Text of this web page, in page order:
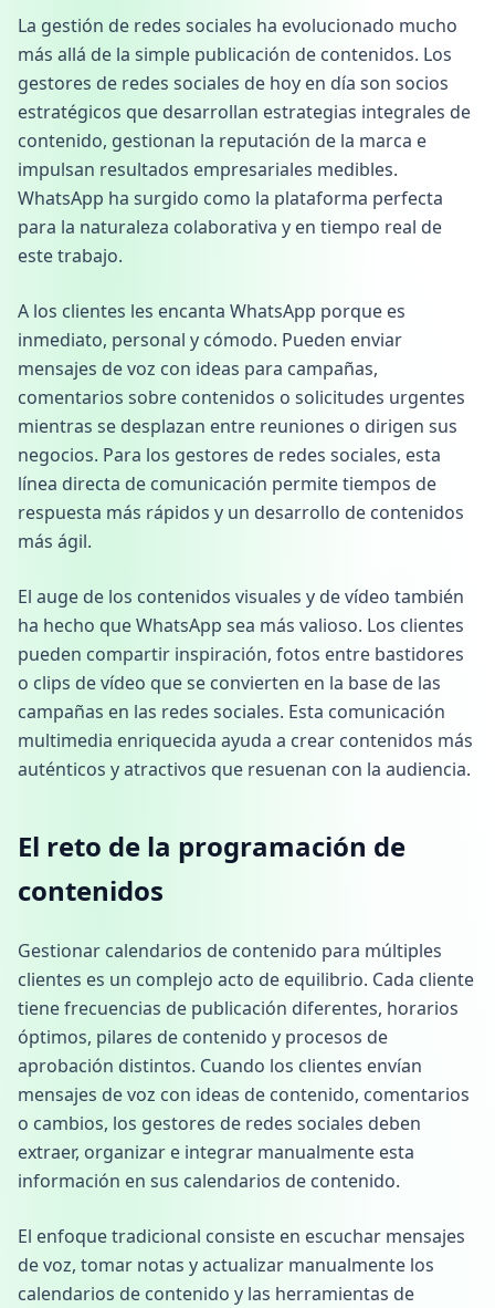
La gestión de redes sociales ha evolucionado mucho
más allá de la simple publicación de contenidos. Los
gestores de redes sociales de hoy en día son socios
estratégicos que desarrollan estrategias integrales de
contenido, gestionan la reputación de la marca e
impulsan resultados empresariales medibles.
WhatsApp ha surgido como la plataforma perfecta
para la naturaleza colaborativa y en tiempo real de
este trabajo.
A los clientes les encanta WhatsApp porque es
inmediato, personal y cómodo. Pueden enviar
mensajes de voz con ideas para campañas,
comentarios sobre contenidos o solicitudes urgentes
mientras se desplazan entre reuniones o dirigen sus
negocios. Para los gestores de redes sociales, esta
línea directa de comunicación permite tiempos de
respuesta más rápidos y un desarrollo de contenidos
más ágil.
El auge de los contenidos visuales y de vídeo también
ha hecho que WhatsApp sea más valioso. Los clientes
pueden compartir inspiración, fotos entre bastidores
o clips de vídeo que se convierten en la base de las
campañas en las redes sociales. Esta comunicación
multimedia enriquecida ayuda a crear contenidos más
auténticos y atractivos que resuenan con la audiencia.
El reto de la programación de
contenidos
Gestionar calendarios de contenido para múltiples
clientes es un complejo acto de equilibrio. Cada cliente
tiene frecuencias de publicación diferentes, horarios
óptimos, pilares de contenido y procesos de
aprobación distintos. Cuando los clientes envían
mensajes de voz con ideas de contenido, comentarios
o cambios, los gestores de redes sociales deben
extraer, organizar e integrar manualmente esta
información en sus calendarios de contenido.
El enfoque tradicional consiste en escuchar mensajes
de voz, tomar notas y actualizar manualmente los
calendarios de contenido y las herramientas de